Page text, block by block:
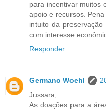
para incentivar muitos
apoio e recursos.
intuito da
com interesse
Responder
Germano Woehl
Jussara,
As doações para a